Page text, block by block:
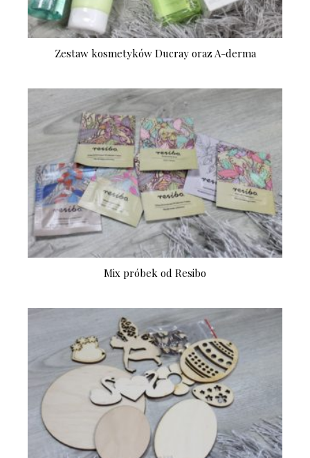
Zestaw kosmetyków Ducray oraz A-derma
Mix próbek od Resibo